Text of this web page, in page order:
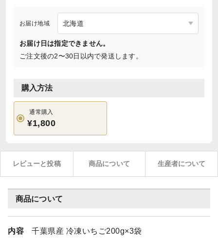
お届け地域
お届け日は指定できません。
ご注文後の2〜30日以内で発送します。
購入方法
通常購入
¥1,800
レビューと投稿 商品について 生産者について
商品について
内容 千葉県産 冷凍いちご200g×3袋